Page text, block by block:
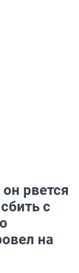
рвется
с
на